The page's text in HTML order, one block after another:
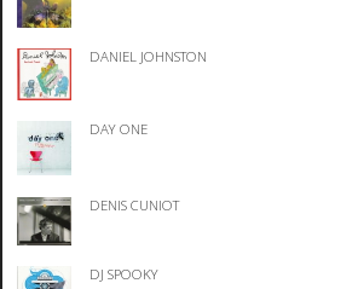
DANIEL JOHNSTON
DAY ONE
DENIS CUNIOT
DJ SPOOKY